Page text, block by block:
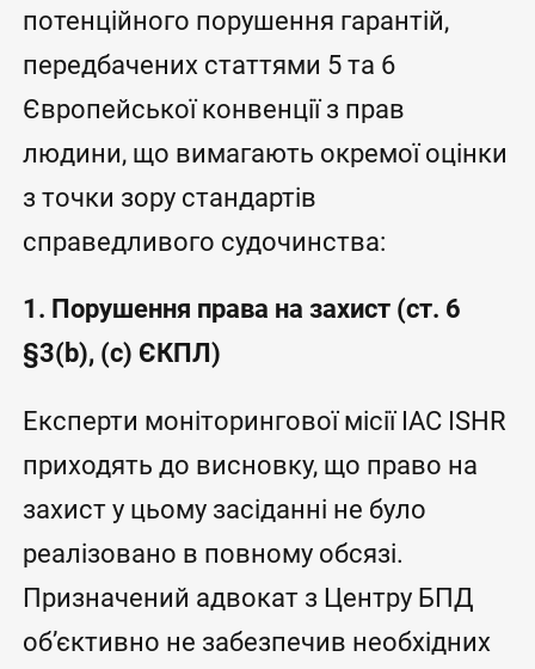
потенційного порушення гарантій,
передбачених статтями 5 та 6
Європейської конвенції з прав
людини, що вимагають окремої оцінки
з точки зору стандартів
справедливого судочинства:
1. Порушення права на захист (ст. 6
§3(b), (c) ЄКПЛ)
Експерти моніторингової місії IAC ISHR
приходять до висновку, що право на
захист у цьому засіданні не було
реалізовано в повному обсязі.
Призначений адвокат з Центру БПД
об’єктивно не забезпечив необхідних